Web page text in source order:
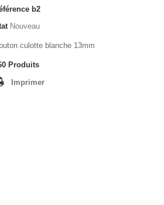
b2
Nouveau
culotte blanche 13mm
Produits
Imprimer